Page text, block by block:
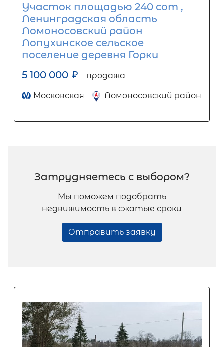
Участок площадью 240 сот ,
Ленинградская область
Ломоносовский район
Лопухинское сельское
поселение деревня Горки
5 100 000 ₽ продажа
Московская Ломоносовский район
Затрудняетесь с выбором?
Мы поможем подобрать
недвижимость в сжатые сроки
Отправить заявку